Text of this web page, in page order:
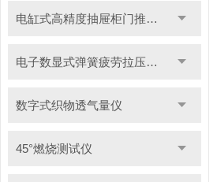
电缸式高精度抽屉柜门推拉试验机
电子数显式弹簧疲劳拉压试验机
数字式织物透气量仪
45°燃烧测试仪